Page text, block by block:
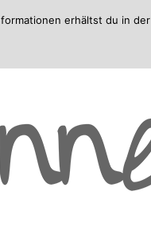
erhältst du in der